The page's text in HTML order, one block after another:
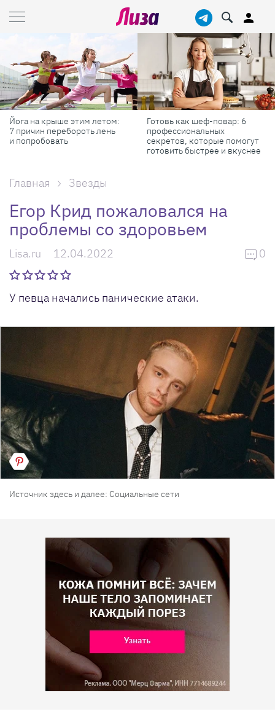
Йога на крыше этим летом:
7 причин перебороть лень
и попробовать
Готовь как шеф-повар: 6
профессиональных
секретов, которые помогут
готовить быстрее и вкуснее
Главная Звезды
Егор Крид пожаловался на
проблемы со здоровьем
Lisa.ru 12.04.2022 0
У певца начались панические атаки.
Источник здесь и далее: Социальные сети